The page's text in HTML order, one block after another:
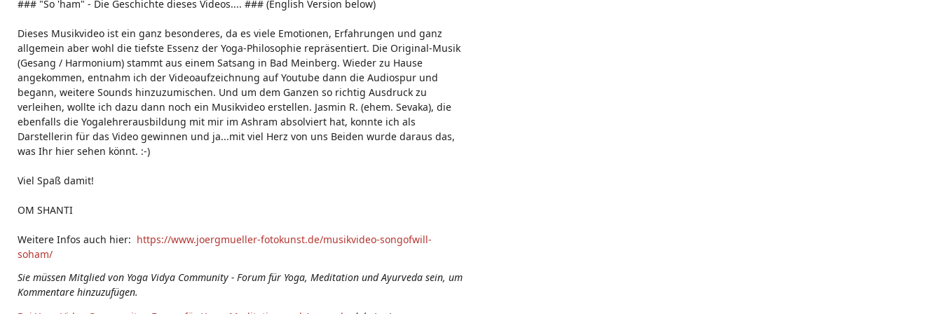
g
### "So 'ham" - Die Geschichte dieses Videos.... ### (English Version below)
Dieses Musikvideo ist ein ganz besonderes, da es viele Emotionen, Erfahrungen und ganz
allgemein aber wohl die tiefste Essenz der Yoga-Philosophie repräsentiert. Die Original-Musik
(Gesang / Harmonium) stammt aus einem Satsang in Bad Meinberg. Wieder zu Hause
angekommen, entnahm ich der Videoaufzeichnung auf Youtube dann die Audiospur und
begann, weitere Sounds hinzuzumischen. Und um dem Ganzen so richtig Ausdruck zu
verleihen, wollte ich dazu dann noch ein Musikvideo erstellen. Jasmin R. (ehem. Sevaka), die
ebenfalls die Yogalehrerausbildung mit mir im Ashram absolviert hat, konnte ich als
Darstellerin für das Video gewinnen und ja...mit viel Herz von uns Beiden wurde daraus das,
was Ihr hier sehen könnt. :-)
Viel Spaß damit!
OM SHANTI
Weitere Infos auch hier: https://www.joergmueller-fotokunst.de/musikvideo-songofwill-
soham/
Sie müssen Mitglied von Yoga Vidya Community - Forum für Yoga, Meditation und Ayurveda sein, um
Kommentare hinzuzufügen.